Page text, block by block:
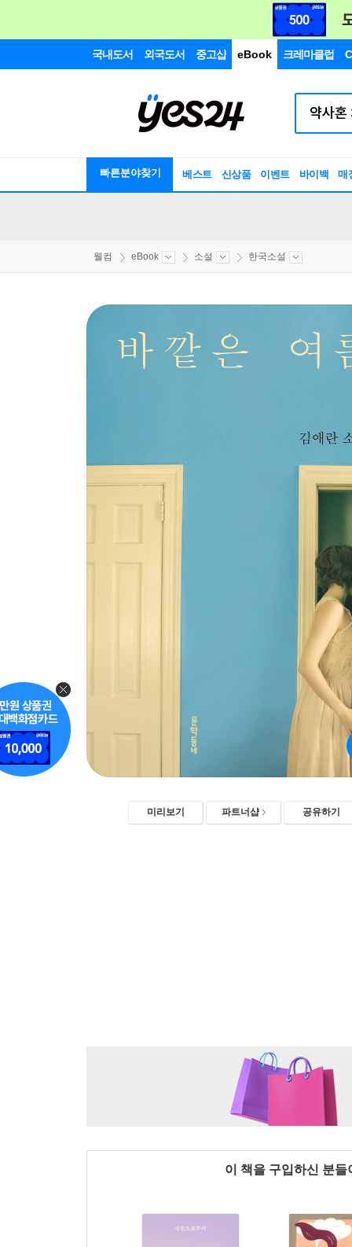
국내도서 외국도서 중고샵 eBook 크레마클럽
빠른분야찾기 베스트 신상품 이벤트 바이백 매
웰컴 eBook 소설 한국소설
미리보기 파트너샵 공유하기
이 책을 구입하신 분